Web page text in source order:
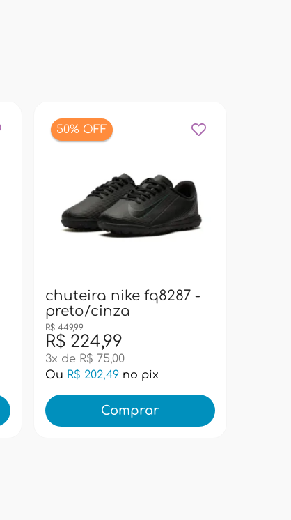
50% OFF
chuteira nike fq8287 -
preto/cinza
R$ 224,99
R$ 449,99
3x de R$ 75,00
Ou R$ 202,49 no pix
Comprar